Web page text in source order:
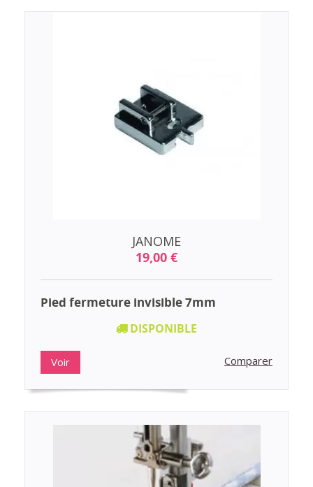
JANOME
19,00 €
Pied fermeture invisible 7mm
DISPONIBLE
Voir Comparer